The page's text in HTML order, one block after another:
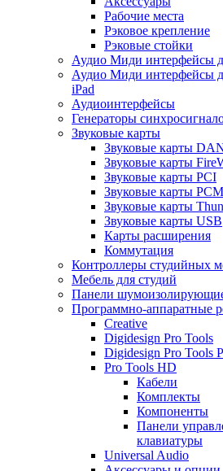
Рабочие места
Рэковое крепление
Рэковые стойки
Аудио Миди интерфейсы
Аудио Миди интерфейсы
iPad
Аудиоинтерфейсы
Генераторы
Звуковые карты
Звуковые карты
Звуковые карты
Звуковые карты PCI
Звуковые карты
Звуковые карты
Звуковые карты USB
Карты расширения
Коммутация
Контроллеры студийных
Мебель для студий
Панели
Программно-аппаратные
Creative
Digidesign Pro Tools
Digidesign Pro Tools
Pro Tools HD
Кабели
Комплекты
Компоненты
Панели
клавиатуры
Universal Audio